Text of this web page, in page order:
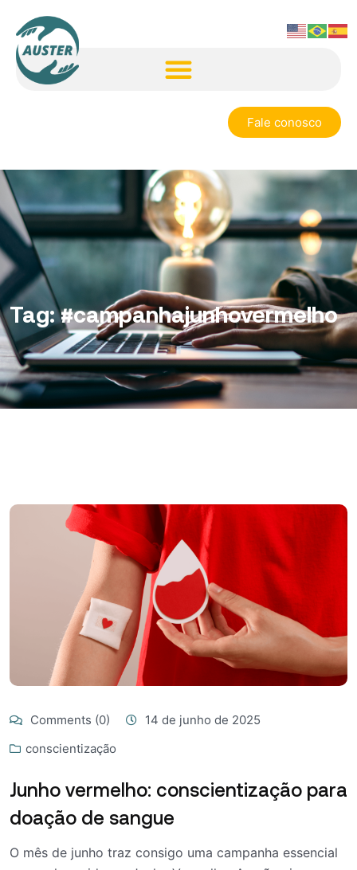
Fale conosco
Tag:#campanhajunhovermelho
Comments (0)
14 de junho de 2025
conscientização
Junho vermelho: conscientização para
doação de sangue
O mês de junho traz consigo uma campanha essencial